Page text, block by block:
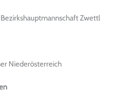
Zwettl
Niederösterreich